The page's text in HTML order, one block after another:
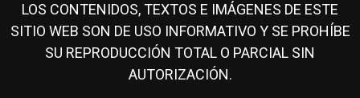
LOS CONTENIDOS, TEXTOS E IMÁGENES DE ESTE
SITIO WEB SON DE USO INFORMATIVO Y SE PROHÍBE
SU REPRODUCCIÓN TOTAL O PARCIAL SIN
AUTORIZACIÓN.